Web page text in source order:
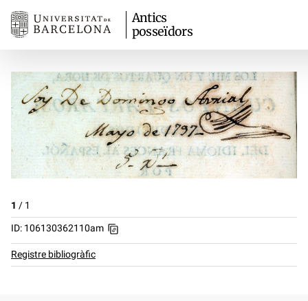
Antics
posseïdors
1 / 1
ID: 106130362110am
Registre bibliogràfic